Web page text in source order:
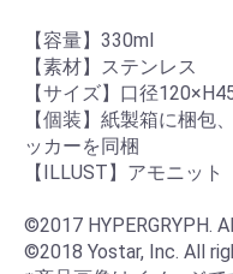
【容量】330ml
【素材】ステンレス
【サイズ】口径
【個装】紙製箱に梱包
ッカーを同梱
【ILLUST】アモニット
©2017 HYPERGRYPH.
©2018 Yostar, Inc. All